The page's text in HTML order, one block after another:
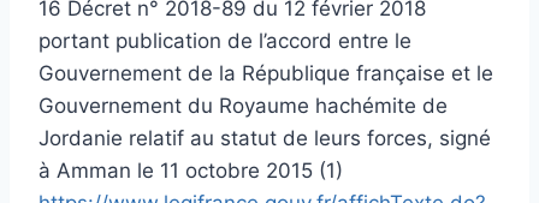
16 Décret n° 2018-89 du 12 février 2018
portant publication de l’accord entre le
Gouvernement de la République française et le
Gouvernement du Royaume hachémite de
Jordanie relatif au statut de leurs forces, signé
à Amman le 11 octobre 2015 (1)